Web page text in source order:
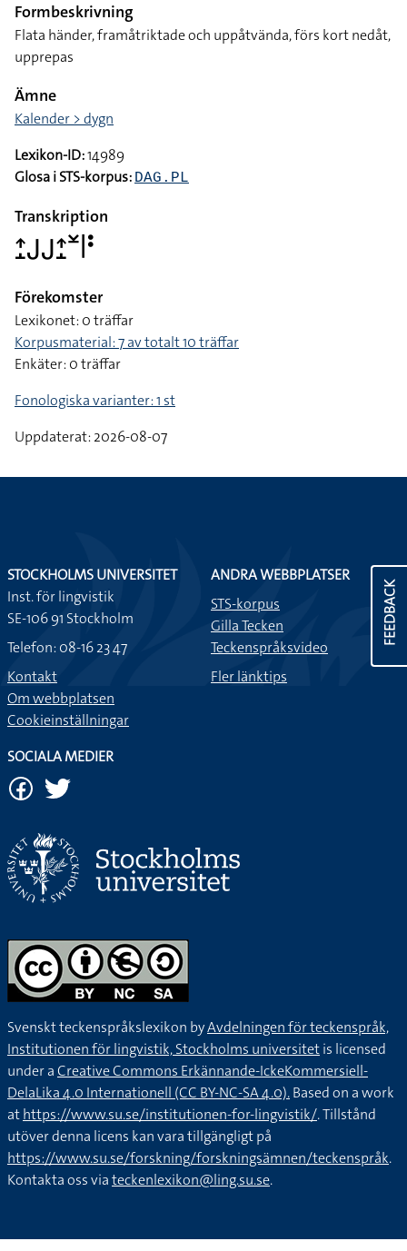
Formbeskrivning
Flata händer, framåtriktade och uppåtvända, förs kort nedåt,
upprepas
Ämne
Kalender > dygn
Lexikon-ID:14989
Glosa i STS-korpus: DAG.PL
Transkription
􌤴􌤸􌤢􌤢􌤴􌤸􌥸􌥼􌥻
Förekomster
Lexikonet: 0 träffar
Korpusmaterial: 7 av totalt 10 träffar
Enkäter: 0 träffar
Fonologiska varianter: 1 st
Uppdaterat: 2026-08-07
FEEDBACK
STOCKHOLMS UNIVERSITET
Inst. för lingvistik
SE-106 91 Stockholm
Telefon: 08-16 23 47
Kontakt
Om webbplatsen
Cookieinställningar
ANDRA WEBBPLATSER
STS-korpus
Gilla Tecken
Teckenspråksvideo
Fler länktips
SOCIALA MEDIER
Svenskt teckenspråkslexikon byAvdelningen för teckenspråk,
Institutionen för lingvistik, Stockholms universitetis licensed
under aCreative Commons Erkännande-IckeKommersiell-
DelaLika 4.0 Internationell (CC BY-NC-SA 4.0).Based on a work
athttps://www.su.se/institutionen-for-lingvistik/. Tillstånd
utöver denna licens kan vara tillgängligt på
https://www.su.se/forskning/forskningsämnen/teckenspråk.
Kontakta oss viateckenlexikon@ling.su.se.